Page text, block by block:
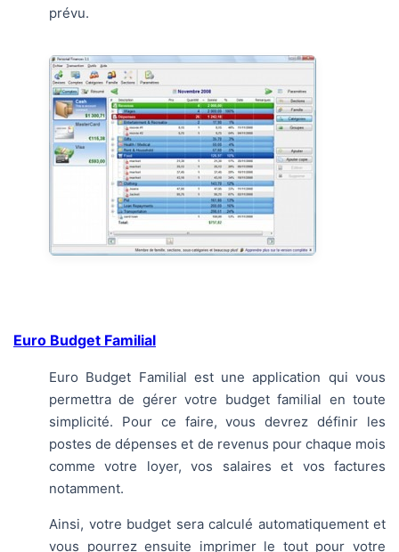
prévu.
Euro Budget Familial
Euro Budget Familial est une application qui vous
permettra de gérer votre budget familial en toute
simplicité. Pour ce faire, vous devrez définir les
postes de dépenses et de revenus pour chaque mois
comme votre loyer, vos salaires et vos factures
notamment.
Ainsi, votre budget sera calculé automatiquement et
vous pourrez ensuite imprimer le tout pour votre